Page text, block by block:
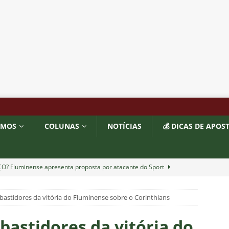
COLUNAS NOTÍCIAS 💰 DICAS DE
Fluminense apresenta proposta por atacante do Sport
John Kennedy fora da temporada é um duro golpe para o
COLUNAS
da vitória do Fluminense sobre o Corinthians